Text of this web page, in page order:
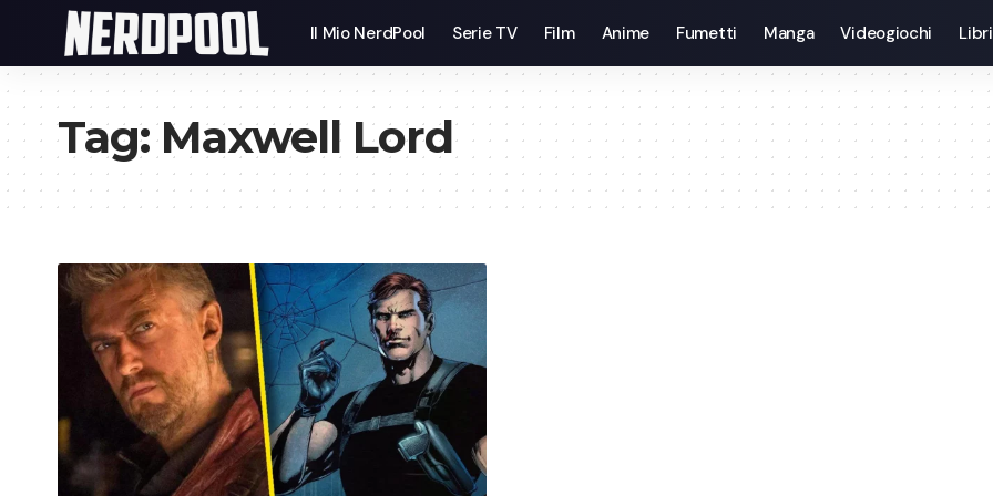
Il Mio NerdPool Serie TV Film Anime Fumetti Manga Videogiochi Libri
Tag:Maxwell Lord